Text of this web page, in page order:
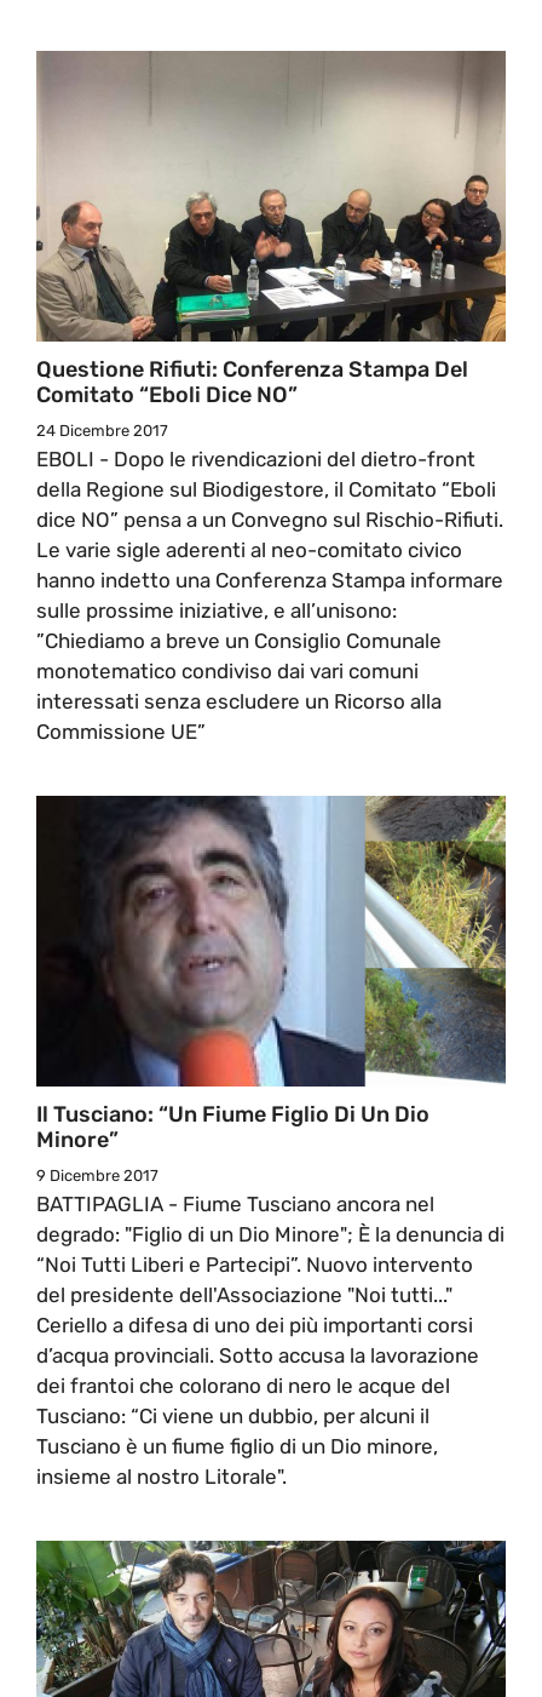
Questione Rifiuti: Conferenza Stampa Del
Comitato “Eboli Dice NO”
24 Dicembre 2017
EBOLI - Dopo le rivendicazioni del dietro-front
della Regione sul Biodigestore, il Comitato “Eboli
dice NO” pensa a un Convegno sul Rischio-Rifiuti.
Le varie sigle aderenti al neo-comitato civico
hanno indetto una Conferenza Stampa informare
sulle prossime iniziative, e all’unisono:
”Chiediamo a breve un Consiglio Comunale
monotematico condiviso dai vari comuni
interessati senza escludere un Ricorso alla
Commissione UE”
Il Tusciano: “Un Fiume Figlio Di Un Dio
Minore”
9 Dicembre 2017
BATTIPAGLIA - Fiume Tusciano ancora nel
degrado: "Figlio di un Dio Minore"; È la denuncia di
“Noi Tutti Liberi e Partecipi”. Nuovo intervento
del presidente dell'Associazione "Noi tutti..."
Ceriello a difesa di uno dei più importanti corsi
d’acqua provinciali. Sotto accusa la lavorazione
dei frantoi che colorano di nero le acque del
Tusciano: “Ci viene un dubbio, per alcuni il
Tusciano è un fiume figlio di un Dio minore,
insieme al nostro Litorale".